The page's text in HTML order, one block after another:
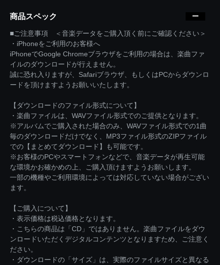
商品スペック
■ご注意事項 ＜音楽データをご購入頂く前にご確認ください＞
・iPhoneをご利用のお客様へ
iPhoneでGoogle Chromeブラウザをご利用の場合は、楽曲ファ
イルのダウンロードが行えません。
誠に恐れ入りますが、Safariブラウザ、もしくはPCからダウンロ
ードを頂けますようお願いいたします。
【ダウンロードのファイル形式について】
・楽曲ファイルは、WAVファイル形式でのご提供となります。
※アルバムでご購入された場合のみ、WAVファイル形式での1曲
毎のダウンロードだけでなく、MP3ファイル形式のZIPファイル
での【まとめてダウンロード】も可能です。
※お客様のPCやスマートフォンなどで、音楽データが再生可能
な環境かお確かめの上、ご購入頂けますようお願いします。
一部の機種やご利用環境によっては対応していない場合がござい
ます。
【ご購入について】
・表示価格は税込価格となります。
・こちらの商品は「CD」ではありません。楽曲ファイルをダウ
ンロードいただくデジタルコンテンツとなりますため、ご注意く
ださい。
・ダウンロードの「サイズ」は、実際のファイルサイズと異なる